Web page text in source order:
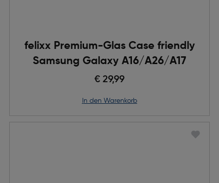
felixx Premium-Glas Case friendly
Samsung Galaxy A16/A26/A17
€ 29,99
in den Warenkorb